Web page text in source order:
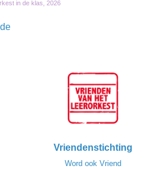
Vriendenstichting
Word ook Vriend
in de klas, 2026